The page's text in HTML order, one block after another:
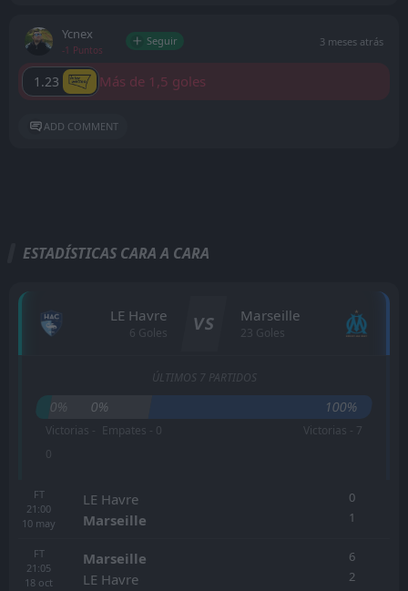
Ycnex
-1 Puntos
Seguir 3 meses atrás
1.23 Más de 1,5 goles
ADD COMMENT
ESTADÍSTICAS CARA A CARA
LE Havre
6 Goles VS Marseille
23 Goles
ÚLTIMOS 7 PARTIDOS
0% 0% 100%
Victorias -
0
Empates - 0 Victorias - 7
FT
21:00
10 may
LE Havre
Marseille
0
1
FT
21:05
18 oct
Marseille
LE Havre
6
2